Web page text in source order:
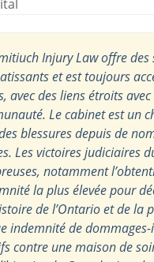
Injury Law offre des
et est toujours
avec des liens étroits
Le cabinet est un
blessures depuis de
Les victoires judiciaires
notamment
la plus élevée pour
de l’Ontario et de la
indemnité de
contre une maison de